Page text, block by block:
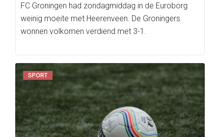
FC Groningen had zondagmiddag in de Euroborg
weinig moeite met Heerenveen. De Groningers
wonnen volkomen verdiend met 3-1.
SPORT